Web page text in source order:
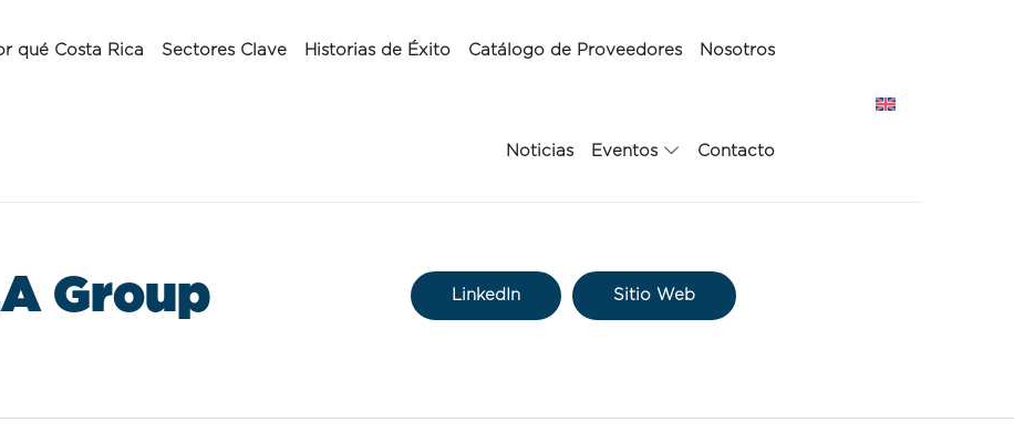
qué Costa Rica Sectores Clave Historias de Éxito Catálogo de Proveedores Nosotros
Noticias Eventos Contacto
Group LinkedIn Sitio Web